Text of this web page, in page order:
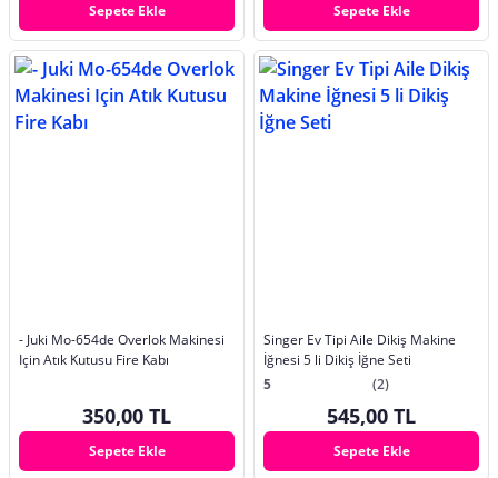
Sepete Ekle Sepete Ekle
- Juki Mo-654de Overlok Makinesi
Için Atık Kutusu Fire Kabı
350,00 TL
Sepete Ekle
Singer Ev Tipi Aile Dikiş Makine
İğnesi 5 li Dikiş İğne Seti
5
(2)
545,00 TL
Sepete Ekle